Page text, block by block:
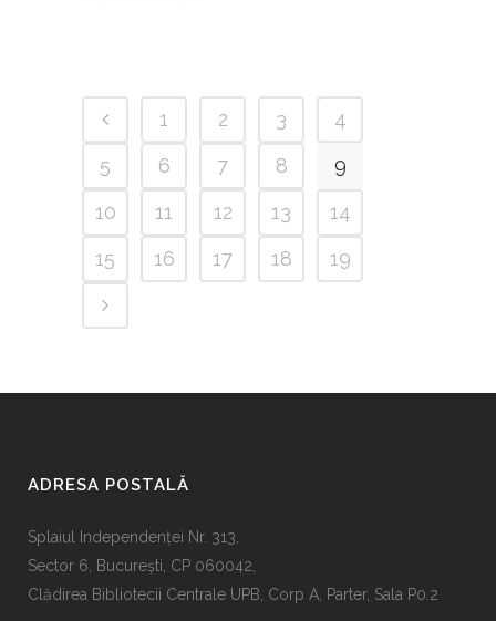
1 2 3
4
5
6 7 8
9
10
11 12 13
14
15
16 17 18 19
ADRESA POSTALĂ
Splaiul Independenţei Nr. 313,
Sector 6, Bucureşti, CP 060042,
Clădirea Bibliotecii Centrale UPB, Corp A, Parter, Sala P0.2